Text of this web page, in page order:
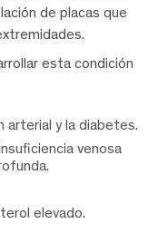
de placas que
esta condición
arterial y la diabetes.
venosa
elevado.